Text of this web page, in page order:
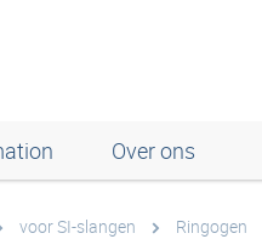
Over ons
voor SI-slangen Ringogen